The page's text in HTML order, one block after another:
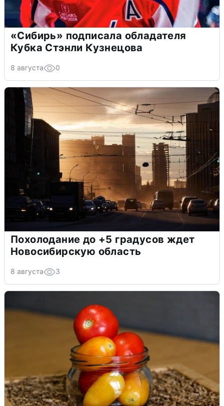
«Сибирь» подписала обладателя
Кубка Стэнли Кузнецова
8 августа 0
Похолодание до +5 градусов ждет
Новосибирскую область
8 августа 3